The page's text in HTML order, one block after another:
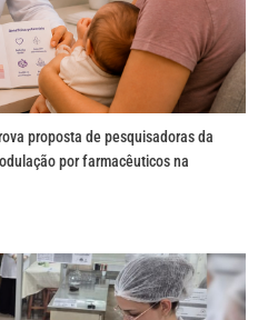
proposta de pesquisadoras da
por farmacêuticos na